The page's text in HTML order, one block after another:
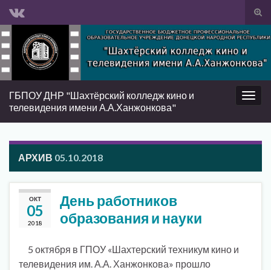
Вкл/
Search for:
Вкл/
ГБПОУ ДНР "Шахтёрский колледж кино и
телевидения имени А.А.Ханжонкова"
АРХИВ 05.10.2018
ОКТ
05
2018
День работников
образования и науки
5 октября в ГПОУ «Шахтерский техникум кино и
телевидения им. А.А. Ханжонкова» прошло